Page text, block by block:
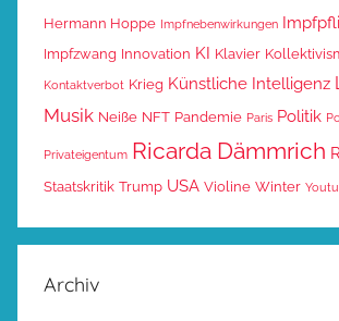
Hermann Hoppe Impfnebenwirkungen
Impfzwang Innovation KI Klavier
Kontaktverbot Krieg Künstliche Intelligenz
Musik Neiße NFT Pandemie Paris Politik
Privateigentum Ricarda Dämmrich
Staatskritik Trump USA Violine Winter
Archiv